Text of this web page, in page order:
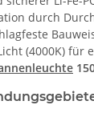
durch
(4000K) für